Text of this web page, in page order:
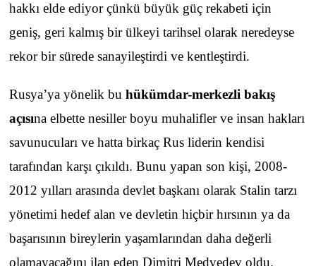
hakkı elde ediyor çünkü büyük güç rekabeti için
geniş, geri kalmış bir ülkeyi tarihsel olarak neredeyse
rekor bir sürede sanayileştirdi ve kentleştirdi.
Rusya’ya yönelik buhükümdar-merkezli bakış
açısına elbette nesiller boyu muhalifler ve insan hakları
savunucuları ve hatta birkaç Rus liderin kendisi
tarafından karşı çıkıldı. Bunu yapan son kişi, 2008-
2012 yılları arasında devlet başkanı olarak Stalin tarzı
yönetimi hedef alan ve devletin hiçbir hırsının ya da
başarısının bireylerin yaşamlarından daha değerli
olamayacağını ilan eden Dimitri Medvedev oldu.